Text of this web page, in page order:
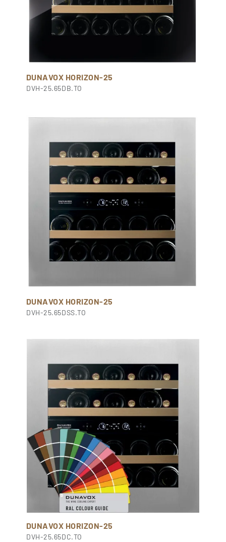
DUNAVOX HORIZON-25
DVH-25.65DB.TO
DUNAVOX HORIZON-25
DVH-25.65DSS.TO
DUNAVOX HORIZON-25
DVH-25.65DC.TO